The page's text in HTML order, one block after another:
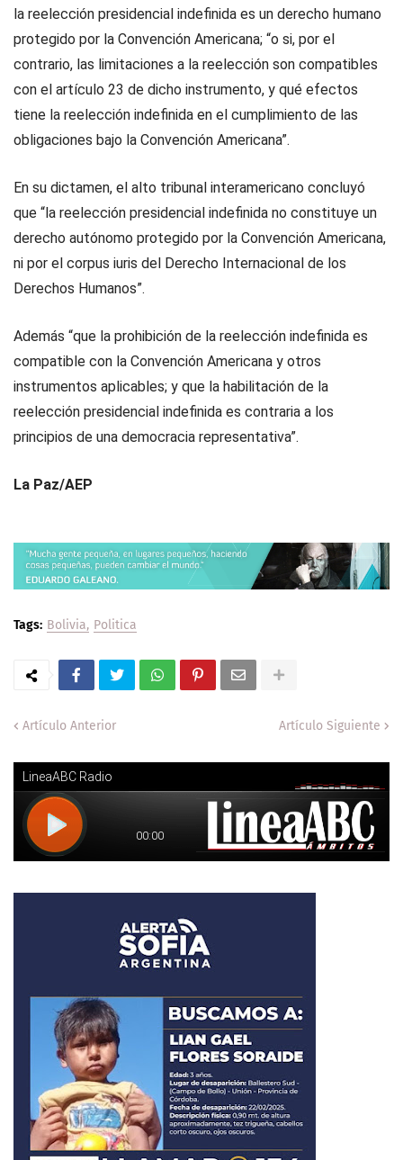
la reelección presidencial indefinida es un derecho humano
protegido por la Convención Americana; “o si, por el
contrario, las limitaciones a la reelección son compatibles
con el artículo 23 de dicho instrumento, y qué efectos
tiene la reelección indefinida en el cumplimiento de las
obligaciones bajo la Convención Americana”.
En su dictamen, el alto tribunal interamericano concluyó
que “la reelección presidencial indefinida no constituye un
derecho autónomo protegido por la Convención Americana,
ni por el corpus iuris del Derecho Internacional de los
Derechos Humanos”.
Además “que la prohibición de la reelección indefinida es
compatible con la Convención Americana y otros
instrumentos aplicables; y que la habilitación de la
reelección presidencial indefinida es contraria a los
principios de una democracia representativa”.
La Paz/AEP
Tags: Bolivia Politica
Artículo Anterior Artículo Siguiente